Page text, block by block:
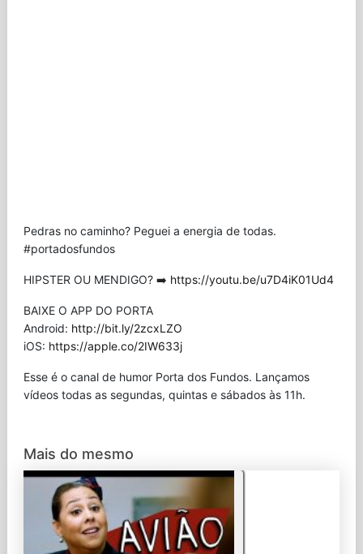
Pedras no caminho? Peguei a energia de todas.
#portadosfundos
HIPSTER OU MENDIGO? ➡️ https://youtu.be/u7D4iK01Ud4
BAIXE O APP DO PORTA
Android: http://bit.ly/2zcxLZO
iOS: https://apple.co/2IW633j
Esse é o canal de humor Porta dos Fundos. Lançamos
vídeos todas as segundas, quintas e sábados às 11h.
Mais do mesmo